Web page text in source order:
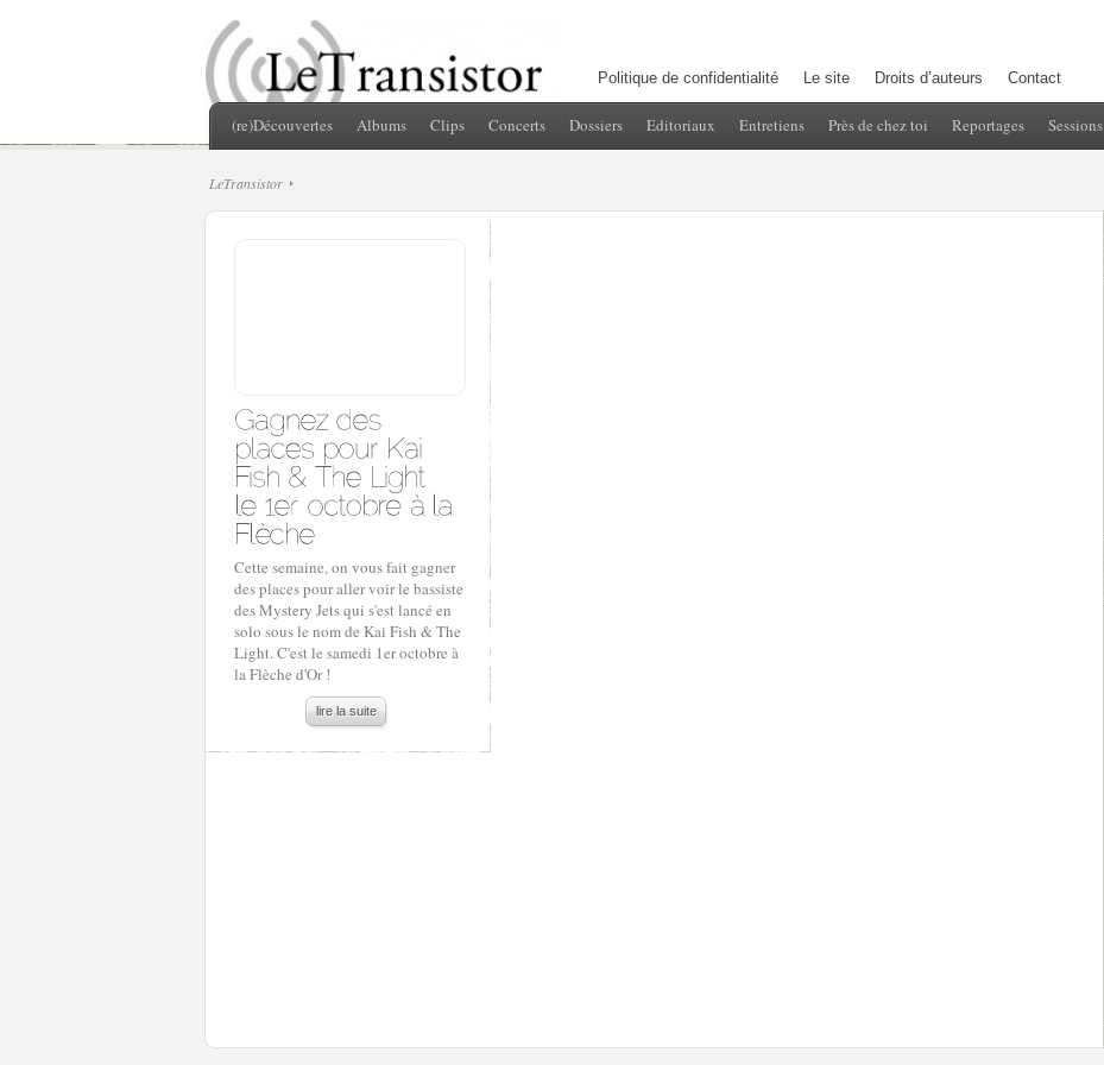
Politique de confidentialité Le site Droits d’auteurs Contact
(re)Découvertes Albums Clips Concerts Dossiers Editoriaux Entretiens Près de chez toi Reportages Sessions
LeTransistor
Cette semaine, on vous fait gagner
des places pour aller voir le bassiste
des Mystery Jets qui s'est lancé en
solo sous le nom de Kai Fish & The
Light. C'est le samedi 1er octobre à
la Flèche d'Or !
lire la suite